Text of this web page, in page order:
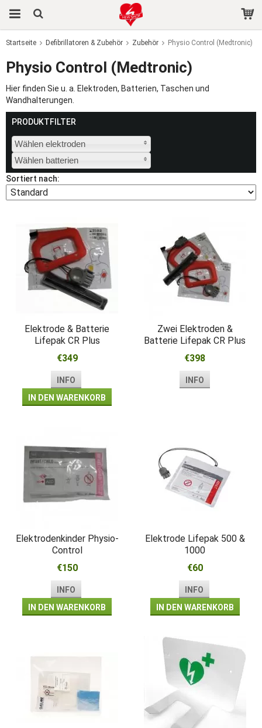
Startseite Defibrillatoren & Zubehör Zubehör Physio Control (Medtronic)
Physio Control (Medtronic)
Hier finden Sie u. a. Elektroden, Batterien, Taschen und
Wandhalterungen.
PRODUKTFILTER
Wählen elektroden
Wählen batterien
Sortiert nach:
Elektrode & Batterie
Lifepak CR Plus
€349
INFO
IN DEN WARENKORB
Zwei Elektroden &
Batterie Lifepak CR Plus
€398
INFO
Elektrodenkinder Physio-
Control
€150
INFO
IN DEN WARENKORB
Elektrode Lifepak 500 &
1000
€60
INFO
IN DEN WARENKORB